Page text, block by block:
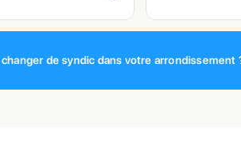
de syndic dans votre arrondissement